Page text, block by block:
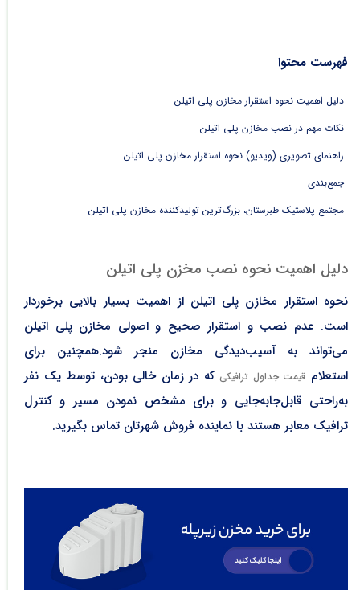
فهرست محتوا
دلیل اهمیت نحوه استقرار مخازن پلی اتیلن
نکات مهم در نصب مخازن پلی اتیلن
راهنمای تصویری (ویدیو) نحوه استقرار مخازن پلی اتیلن
جمع‌بندی
مجتمع پلاستیک طبرستان، بزرگ‌ترین تولیدکننده مخازن پلی اتیلن
دلیل اهمیت نحوه نصب مخزن پلی اتیلن
نحوه استقرار مخازن پلی اتیلن از اهمیت بسیار بالایی برخوردار
است. عدم نصب و استقرار صحیح و اصولی مخازن پلی اتیلن
می‌تواند به آسیب‌دیدگی‌ مخازن منجر شود.همچنین برای
استعلام قیمت جداول ترافیکیکه در زمان خالی بودن، توسط یک نفر
به‌راحتی قابل‌جابه‌جایی و برای مشخص نمودن مسیر و کنترل
ترافیک معابر هستند با نماینده فروش شهرتان تماس بگیرید.